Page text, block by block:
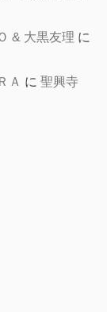
& 大黒友理 に
Ａ に 聖興寺